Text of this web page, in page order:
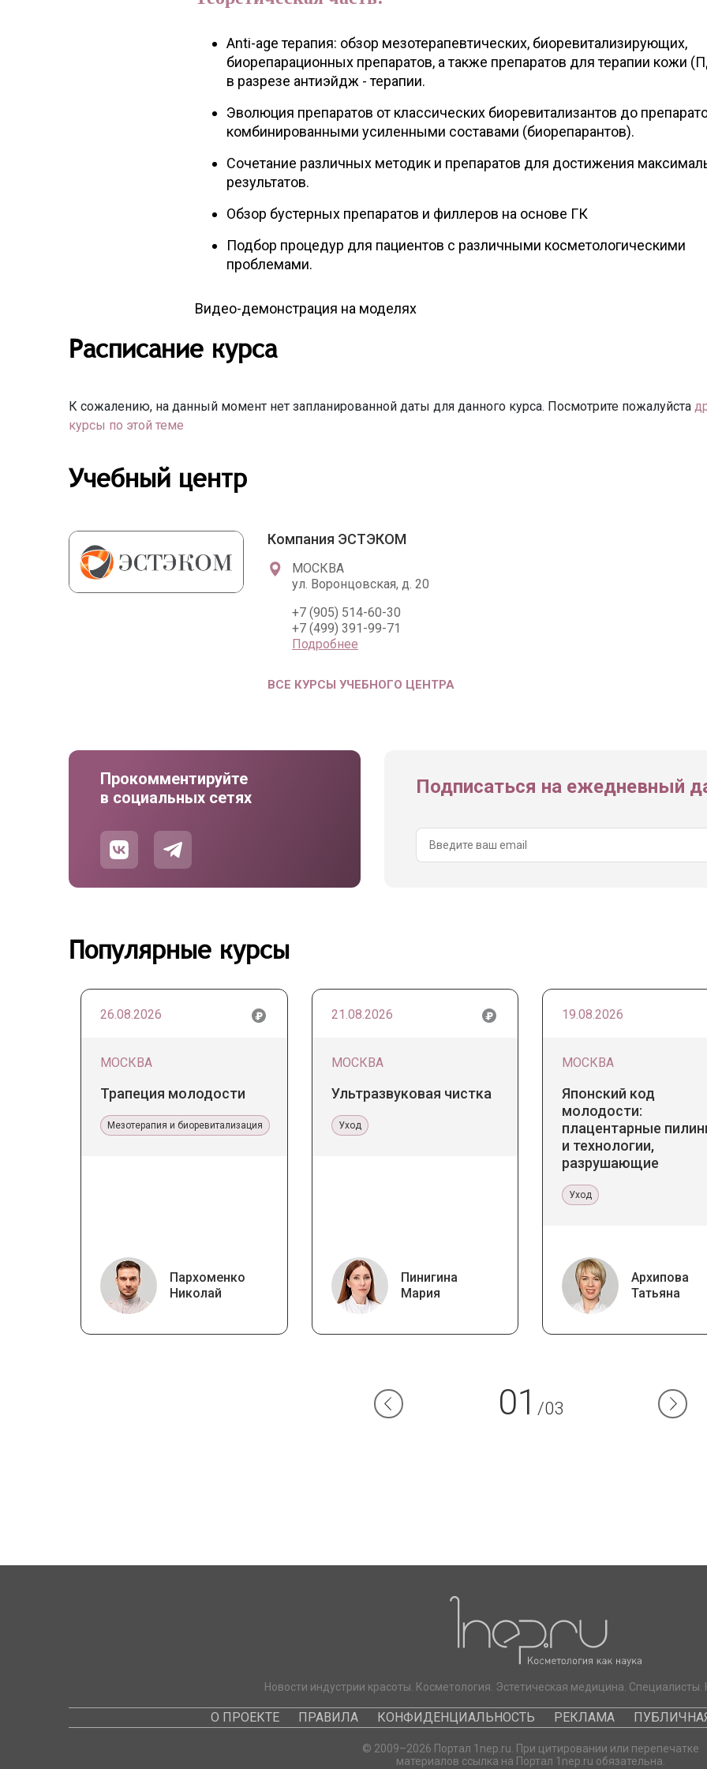
Anti-age терапия: обзор мезотерапевтических, биоревитализирующих,
биорепарационных препаратов, а также препаратов для терапии кожи
в разрезе антиэйдж - терапии.
Эволюция препаратов от классических биоревитализантов до
комбинированными усиленными составами (биорепарантов).
Сочетание различных методик и препаратов для достижения
результатов.
Обзор бустерных препаратов и филлеров на основе ГК
Подбор процедур для пациентов с различными косметологическими
проблемами.
Видео-демонстрация на моделях
Расписание курса
К сожалению, на данный момент нет запланированной даты для данного курса. Посмотрите пожалуйста
курсы по этой теме
Учебный центр
Компания ЭСТЭКОМ
МОСКВА
ул. Воронцовская, д. 20
+7 (905) 514-60-30
+7 (499) 391-99-71
Подробнее
ВСЕ КУРСЫ УЧЕБНОГО ЦЕНТРА
Прокомментируйте
в социальных сетях
Подписаться на ежедневный
Популярные курсы
26.08.2026
МОСКВА
Трапеция молодости
Мезотерапия и биоревитализация
Пархоменко
Николай
21.08.2026
МОСКВА
Ультразвуковая чистка
Уход
Пинигина
Мария
19.08.2026
МОСКВА
Японский код
молодости:
плацентарные
и технологии,
разрушающие
Уход
Архипова
Татьяна
01 /03
Новости индустрии красоты. Косметология. Эстетическая медицина. Специалисты.
О ПРОЕКТЕ ПРАВИЛА КОНФИДЕНЦИАЛЬНОСТЬ РЕКЛАМА
© 2009–2026 Портал 1nep.ru. При цитировании или перепечатке
материалов ссылка на Портал 1nep.ru обязательна.